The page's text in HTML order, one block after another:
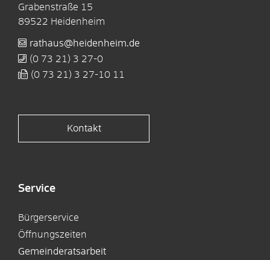
Grabenstraße 15
89522 Heidenheim
rathaus@heidenheim.de
(0 73 21) 3 27-0
(0 73 21) 3 27-10 11
Kontakt
Service
Bürgerservice
Öffnungszeiten
Gemeinderatsarbeit